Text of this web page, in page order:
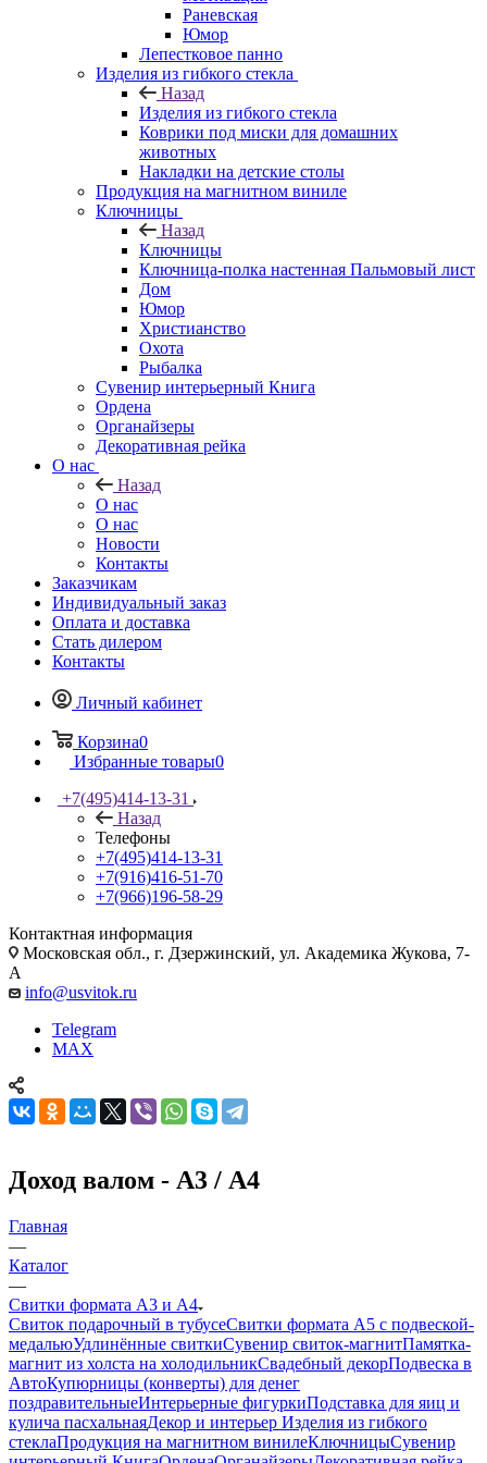
Раневская
Юмор
Лепестковое панно
Изделия из гибкого стекла
Назад
Изделия из гибкого стекла
Коврики под миски для домашних
животных
Накладки на детские столы
Продукция на магнитном виниле
Ключницы
Назад
Ключницы
Ключница-полка настенная Пальмовый лист
Дом
Юмор
Христианство
Охота
Рыбалка
Сувенир интерьерный Книга
Ордена
Органайзеры
Декоративная рейка
О нас
Назад
О нас
О нас
Новости
Контакты
Заказчикам
Индивидуальный заказ
Оплата и доставка
Стать дилером
Контакты
Личный кабинет
Корзина0
Избранные товары0
+7(495)414-13-31
Назад
Телефоны
+7(495)414-13-31
+7(916)416-51-70
+7(966)196-58-29
Контактная информация
Московская обл., г. Дзержинский, ул. Академика Жукова, 7-
А
info@usvitok.ru
Telegram
MAX
Доход валом - А3 / А4
Главная
—
Каталог
—
Свитки формата А3 и А4
Свиток подарочный в тубусеСвитки формата А5 с подвеской-
медальюУдлинённые свиткиСувенир свиток-магнитПамятка-
магнит из холста на холодильникСвадебный декорПодвеска в
АвтоКупюрницы (конверты) для денег
поздравительныеИнтерьерные фигуркиПодставка для яиц и
кулича пасхальнаяДекор и интерьер Изделия из гибкого
стеклаПродукция на магнитном винилеКлючницыСувенир